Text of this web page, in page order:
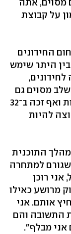
מסוים, אתה
על קבוצת
החידונים
בין היתר שימש
מסוים גם
הגיע לטלוויזיה, השתתף בכמה תוכניות ואף זכה ב־32
להיות
התוכנית
שגורם למתחרה
רוכן
מרושע כאילו
אותם. אני
התשובה והם
אני מבלף".